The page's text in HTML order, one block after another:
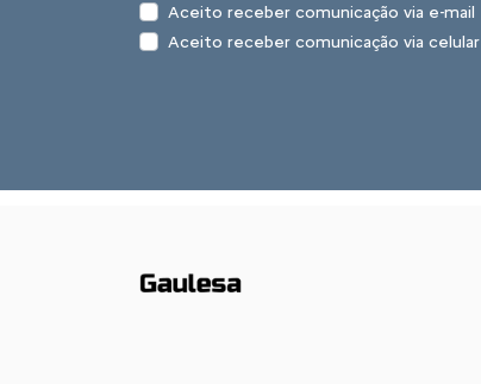
Aceito receber comunicação via e-mail
Aceito receber comunicação via celular